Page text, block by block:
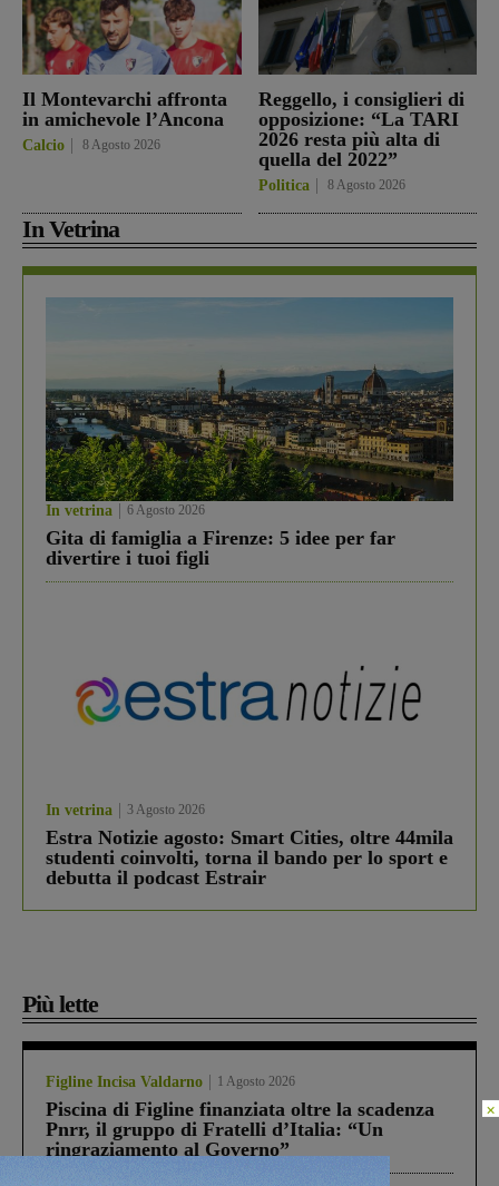
Il Montevarchi affronta
in amichevole l’Ancona
Calcio 8 Agosto 2026
Reggello, i consiglieri di
opposizione: “La TARI
2026 resta più alta di
quella del 2022”
Politica 8 Agosto 2026
In Vetrina
In vetrina 6 Agosto 2026
Gita di famiglia a Firenze: 5 idee per far
divertire i tuoi figli
In vetrina 3 Agosto 2026
Estra Notizie agosto: Smart Cities, oltre 44mila
studenti coinvolti, torna il bando per lo sport e
debutta il podcast Estrair
Più lette
Figline Incisa Valdarno 1 Agosto 2026
Piscina di Figline finanziata oltre la scadenza
Pnrr, il gruppo di Fratelli d’Italia: “Un
ringraziamento al Governo”
×